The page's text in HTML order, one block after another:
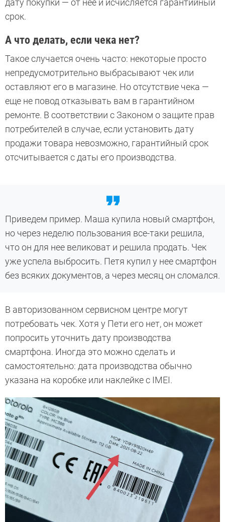
дату покупки — от нее и исчисляется гарантийный
срок.
А что делать, если чека нет?
Такое случается очень часто: некоторые просто
непредусмотрительно выбрасывают чек или
оставляют его в магазине. Но отсутствие чека —
еще не повод отказывать вам в гарантийном
ремонте. В соответствии с Законом о защите прав
потребителей в случае, если установить дату
продажи товара невозможно, гарантийный срок
отсчитывается с даты его производства.
Приведем пример. Маша купила новый смартфон,
но через неделю пользования все-таки решила,
что он для нее великоват и решила продать. Чек
уже успела выбросить. Петя купил у нее смартфон
без всяких документов, а через месяц он сломался.
В авторизованном сервисном центре могут
потребовать чек. Хотя у Пети его нет, он может
попросить уточнить дату производства
смартфона. Иногда это можно сделать и
самостоятельно: дата производства обычно
указана на коробке или наклейке с IMEI.